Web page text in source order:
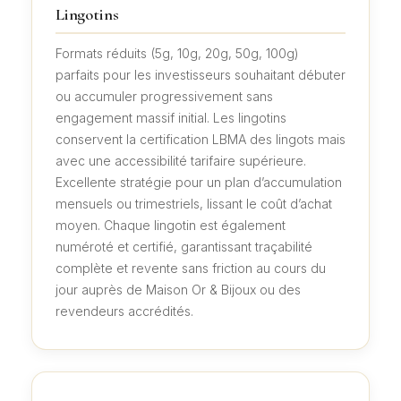
Lingotins
Formats réduits (5g, 10g, 20g, 50g, 100g)
parfaits pour les investisseurs souhaitant débuter
ou accumuler progressivement sans
engagement massif initial. Les lingotins
conservent la certification LBMA des lingots mais
avec une accessibilité tarifaire supérieure.
Excellente stratégie pour un plan d’accumulation
mensuels ou trimestriels, lissant le coût d’achat
moyen. Chaque lingotin est également
numéroté et certifié, garantissant traçabilité
complète et revente sans friction au cours du
jour auprès de Maison Or & Bijoux ou des
revendeurs accrédités.